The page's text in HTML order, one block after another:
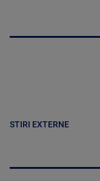
STIRI EXTERNE